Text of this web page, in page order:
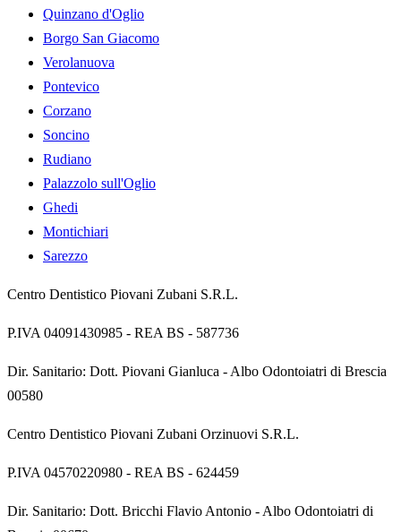
Quinzano d'Oglio
Borgo San Giacomo
Verolanuova
Pontevico
Corzano
Soncino
Rudiano
Palazzolo sull'Oglio
Ghedi
Montichiari
Sarezzo
Centro Dentistico Piovani Zubani S.R.L.
P.IVA04091430985 - REABS - 587736
Dir. Sanitario: Dott. Piovani Gianluca -Albo Odontoiatri di Brescia
00580
Centro Dentistico Piovani Zubani Orzinuovi S.R.L.
P.IVA04570220980 - REABS - 624459
Dir. Sanitario: Dott. Bricchi Flavio Antonio -Albo Odontoiatri di